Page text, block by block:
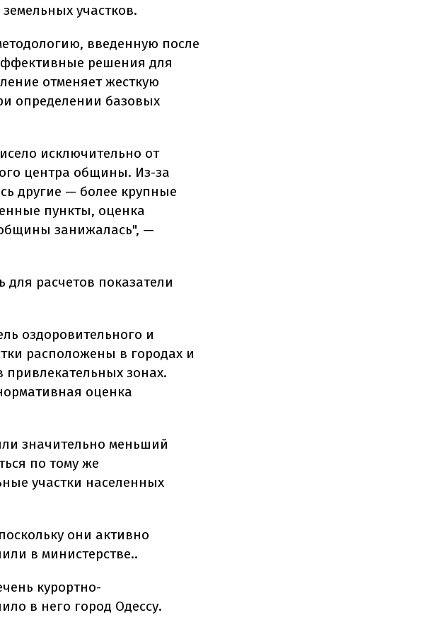
участков.
введенную после
решения для
отменяет жесткую
определении базовых
исключительно от
центра общины. Из-за
другие — более крупные
пункты, оценка
занижалась", —
расчетов показатели
оздоровительного и
расположены в городах и
зонах.
оценка
значительно меньший
по тому же
участки населенных
они активно
в министерстве..
курортно-
в него город Одессу.